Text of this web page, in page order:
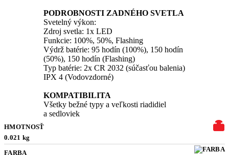
PODROBNOSTI ZADNÉHO SVETLA
Svetelný výkon:
Zdroj svetla: 1x LED
Funkcie: 100%, 50%, Flashing
Výdrž batérie: 95 hodín (100%), 150 hodín
(50%), 150 hodín (Flashing)
Typ batérie: 2x CR 2032 (súčasťou balenia)
IPX 4 (Vodovzdorné)
KOMPATIBILITA
Všetky bežné typy a veľkosti riadidiel
a sedloviek
HMOTNOSŤ
0.021 kg
FARBA